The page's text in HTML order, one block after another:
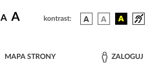
A A kontrast:
MAPA STRONY ZALOGUJ